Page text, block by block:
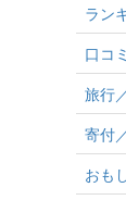
ラン
口コ
旅行
寄付
おも